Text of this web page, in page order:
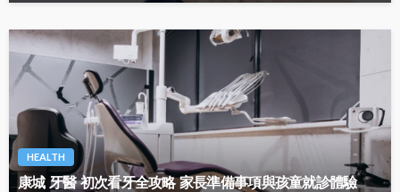
HEALTH
康城 牙醫 初次看牙全攻略 家長準備事項與孩童就診體驗